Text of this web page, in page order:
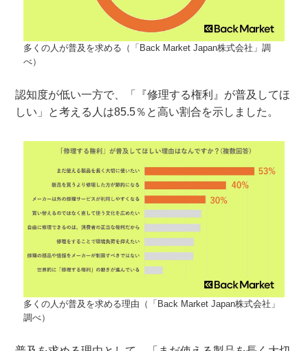
多くの人が普及を求める（「Back Market Japan株式会社」調
べ）
認知度が低い一方で、「『修理する権利』が普及してほ
しい」と考える人は85.5％と高い割合を示しました。
多くの人が普及を求める理由（「Back Market Japan株式会社」
調べ）